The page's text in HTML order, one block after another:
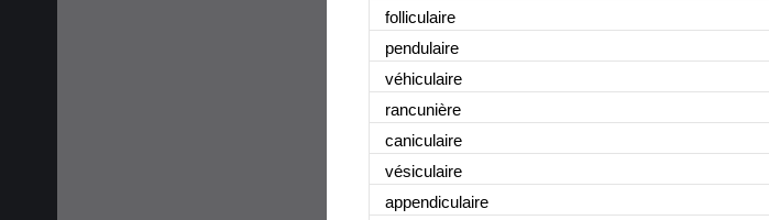
folliculaire
pendulaire
véhiculaire
rancunière
caniculaire
vésiculaire
appendiculaire